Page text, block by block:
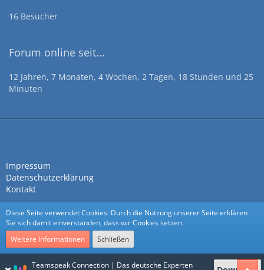
16 Besucher
Forum online seit...
12 Jahren, 7 Monaten, 4 Wochen, 2 Tagen, 18 Stunden und 25
Minuten
Impressum
Datenschutzerklärung
Kontakt
Community-Software:WoltLab Suite™
Teamspeak Connection | Das deutsche Experten
Diese Seite verwendet Cookies. Durch die Nutzung unserer Seite erklären
Sie sich damit einverstanden, dass wir Cookies setzen.
Weitere Informationen
Schließen